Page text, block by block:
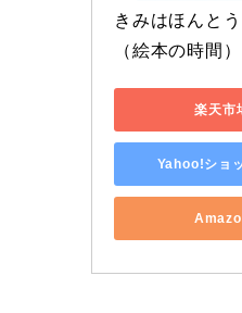
きみはほんと
（絵本の時間
楽天市
Yahoo!ショ